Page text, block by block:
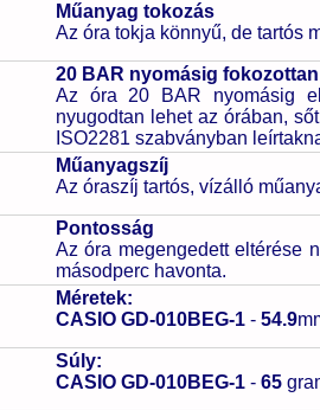
Műanyag tokozás
Az óra tokja könnyű, de tartós
20 BAR nyomásig
Az óra 20 BAR nyomásig
nyugodtan lehet az órában,
ISO2281 szabványban
Műanyagszíj
Az óraszíj tartós, vízálló
Pontosság
Az óra megengedett eltérése
másodperc havonta.
Méretek:
CASIO GD-010BEG-1 - 54.9
Súly:
CASIO GD-010BEG-1 - 65